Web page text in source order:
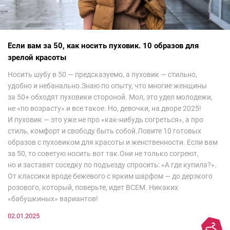
Если вам за 50, как носить пуховик. 10 образов для
зрелой красоты
Носить шубу в 50 — предсказуемо, а пуховик — стильно,
удобно и небанально.Знаю по опыту, что многие женщины
за 50+ обходят пуховики стороной. Мол, это удел молодежи,
не «по возрасту» и все такое. Но, девочки, на дворе 2025!
И пуховик — это уже не про «как-нибудь согреться», а про
стиль, комфорт и свободу быть собой.Ловите 10 готовых
образов с пуховиком для красоты и женственности. Если вам
за 50, то советую носить вот так.Они не только согреют,
но и заставят соседку по подъезду спросить: «А где купила?».
От классики вроде бежевого с ярким шарфом — до дерзкого
розового, который, поверьте, идет ВСЕМ. Никаких
«бабушкиных» вариантов!
02.01.2025